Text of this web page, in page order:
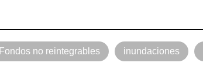
Fondos no reintegrables inundaciones